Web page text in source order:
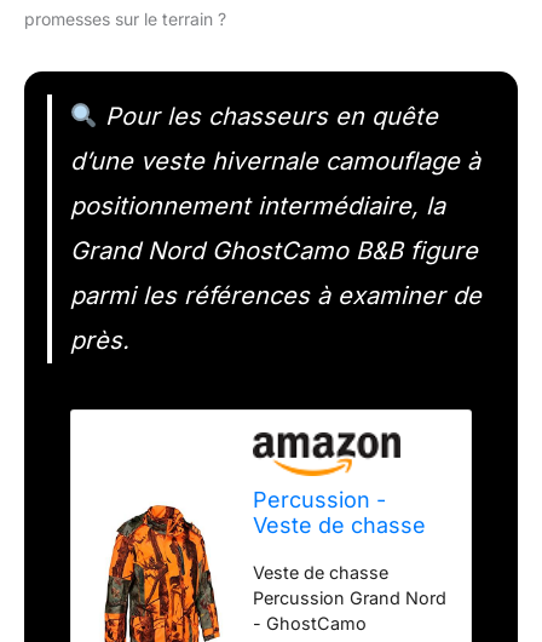
promesses sur le terrain ?
Pour les chasseurs en quête
d’une veste hivernale camouflage à
positionnement intermédiaire, la
Grand Nord GhostCamo B&B figure
parmi les références à examiner de
près.
Percussion -
Veste de chasse
Ghostcamo Blaze
Black/Forest
Percussion
Veste de chasse
Percussion Grand Nord
- GhostCamo